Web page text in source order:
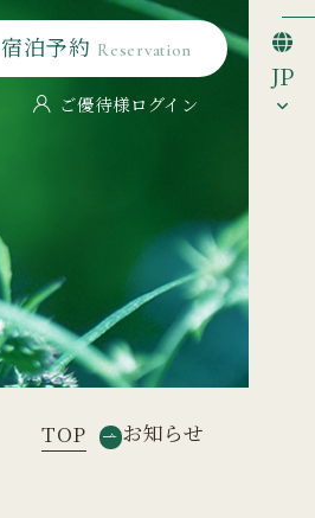
宿泊予約 Reservation
ご優待様ログイン
宿泊予約 Reservation
JP
TOP お知らせ